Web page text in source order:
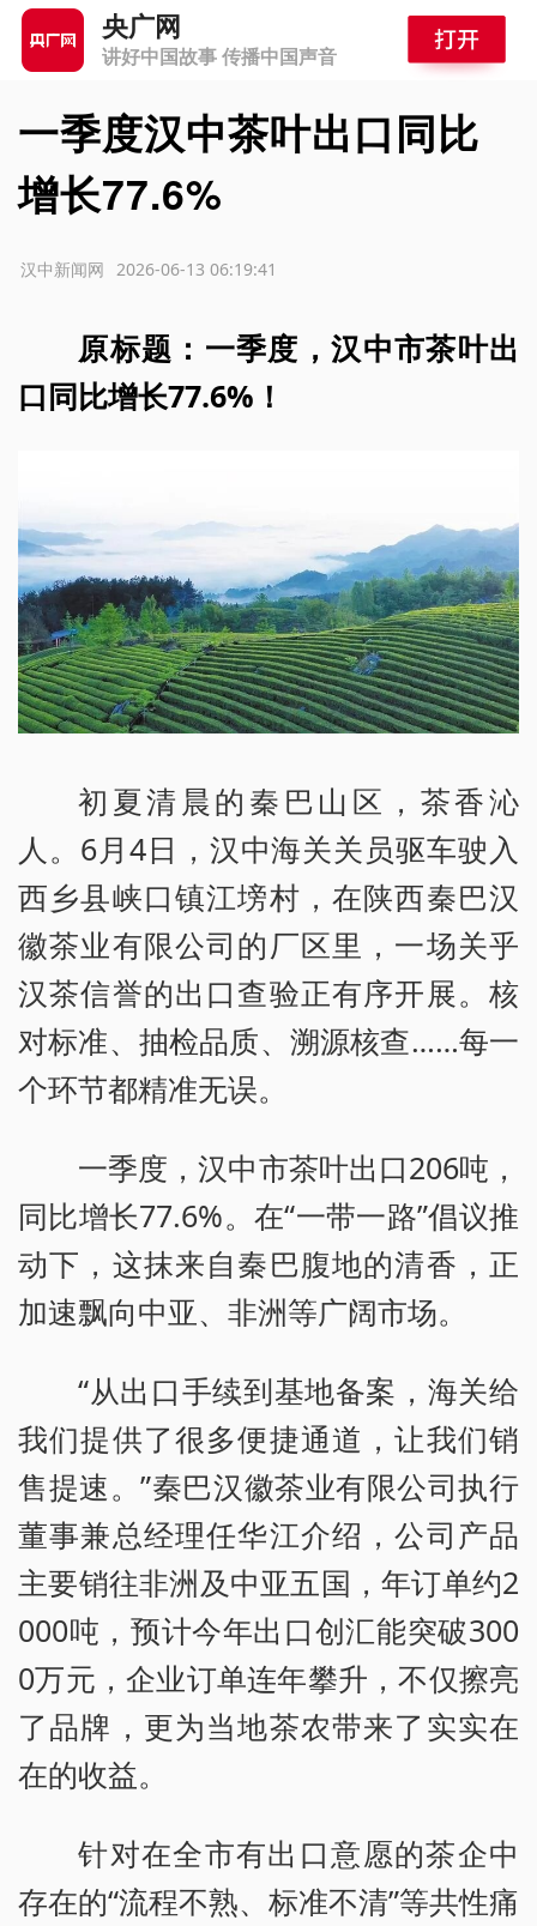
央广网
讲好中国故事 传播中国声音
一季度汉中茶叶出口同比
增长77.6%
2026-06-13 06:19:41
汉中新闻网
原标题：一季度，汉中市茶叶出
口同比增长77.6%！
初夏清晨的秦巴山区，茶香沁
人。6月4日，汉中海关关员驱车驶入
西乡县峡口镇江塝村，在陕西秦巴汉
徽茶业有限公司的厂区里，一场关乎
汉茶信誉的出口查验正有序开展。核
对标准、抽检品质、溯源核查……每一
个环节都精准无误。
一季度，汉中市茶叶出口206吨，
同比增长77.6%。在“一带一路”倡议推
动下，这抹来自秦巴腹地的清香，正
加速飘向中亚、非洲等广阔市场。
“从出口手续到基地备案，海关给
我们提供了很多便捷通道，让我们销
售提速。”秦巴汉徽茶业有限公司执行
董事兼总经理任华江介绍，公司产品
主要销往非洲及中亚五国，年订单约2
000吨，预计今年出口创汇能突破300
0万元，企业订单连年攀升，不仅擦亮
了品牌，更为当地茶农带来了实实在
在的收益。
针对在全市有出口意愿的茶企中
存在的“流程不熟、标准不清”等共性痛